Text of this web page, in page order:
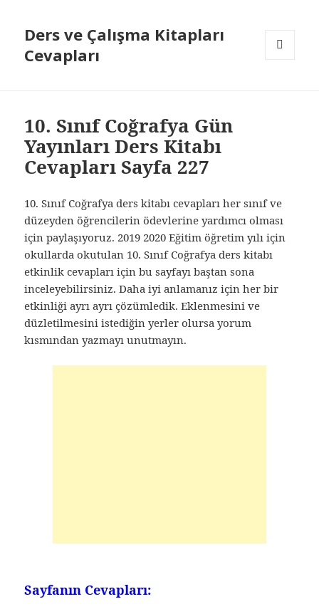
Ders ve Çalışma Kitapları
Cevapları
10. Sınıf Coğrafya Gün
Yayınları Ders Kitabı
Cevapları Sayfa 227
10. Sınıf Coğrafya ders kitabı cevapları her sınıf ve
düzeyden öğrencilerin ödevlerine yardımcı olması
için paylaşıyoruz. 2019 2020 Eğitim öğretim yılı için
okullarda okutulan 10. Sınıf Coğrafya ders kitabı
etkinlik cevapları için bu sayfayı baştan sona
inceleyebilirsiniz. Daha iyi anlamanız için her bir
etkinliği ayrı ayrı çözümledik. Eklenmesini ve
düzletilmesini istediğin yerler olursa yorum
kısmından yazmayı unutmayın.
Sayfanın Cevapları: